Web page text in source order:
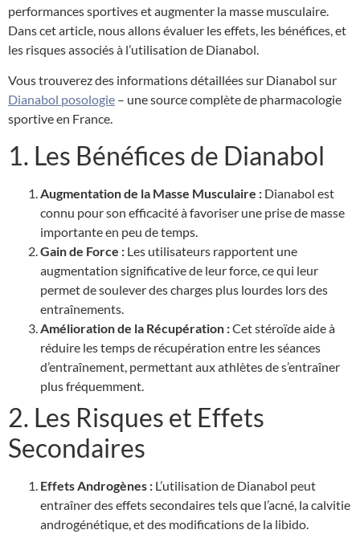
performances sportives et augmenter la masse musculaire.
Dans cet article, nous allons évaluer les effets, les bénéfices, et
les risques associés à l’utilisation de Dianabol.
Vous trouverez des informations détaillées sur Dianabol sur
Dianabol posologie – une source complète de pharmacologie
sportive en France.
1. Les Bénéfices de Dianabol
Augmentation de la Masse Musculaire : Dianabol est
connu pour son efficacité à favoriser une prise de masse
importante en peu de temps.
Gain de Force : Les utilisateurs rapportent une
augmentation significative de leur force, ce qui leur
permet de soulever des charges plus lourdes lors des
entraînements.
Amélioration de la Récupération :Cet stéroïde aide à
réduire les temps de récupération entre les séances
d’entraînement, permettant aux athlètes de s’entraîner
plus fréquemment.
2. Les Risques et Effets
Secondaires
Effets Androgènes : L’utilisation de Dianabol peut
entraîner des effets secondaires tels que l’acné, la calvitie
androgénétique, et des modifications de la libido.